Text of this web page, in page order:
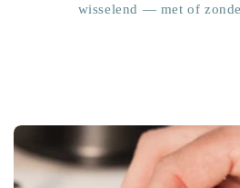
wisselend — met of